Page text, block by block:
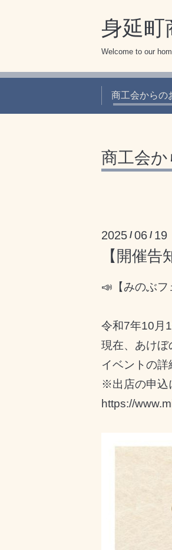
身延町
Welcome to our
商工会からの
商工会
2025 /06 / 19
【開催
📣【みのぶ
令和7年10月
現在、あけ
イベントの詳
※出店の申込
https://